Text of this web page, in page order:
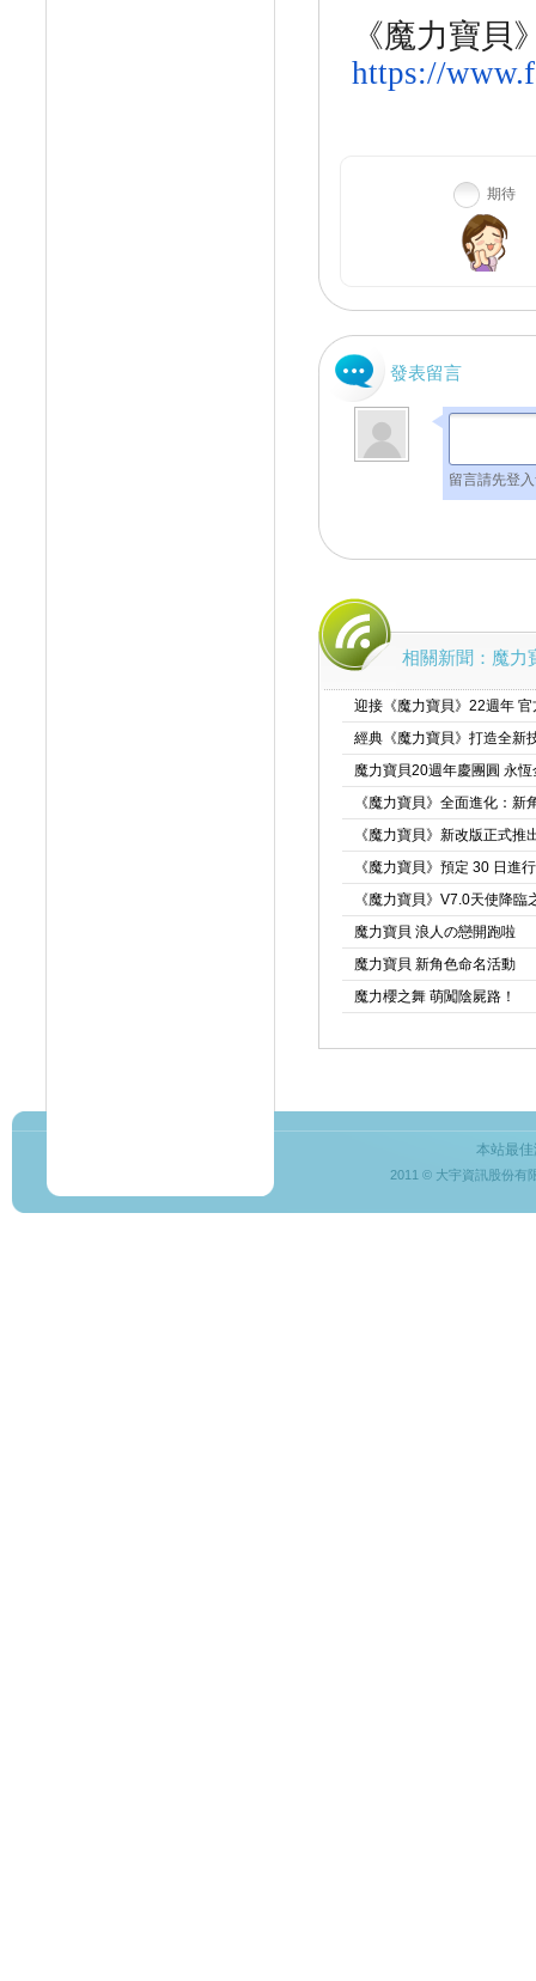
《魔力寶貝
https://
期待
發表留言
留言請先登
相關新聞：魔力
迎接《魔力寶貝》22週年
經典《魔力寶貝》打造全新
魔力寶貝20週年慶團圓 永
《魔力寶貝》全面進化：
《魔力寶貝》新改版正式
《魔力寶貝》預定 30 日進
《魔力寶貝》V7.0天使降
魔力寶貝 浪人の戀開跑啦
魔力寶貝 新角色命名活動
魔力櫻之舞 萌闖陰屍路！
本站最
2011 © 大宇資訊股份有